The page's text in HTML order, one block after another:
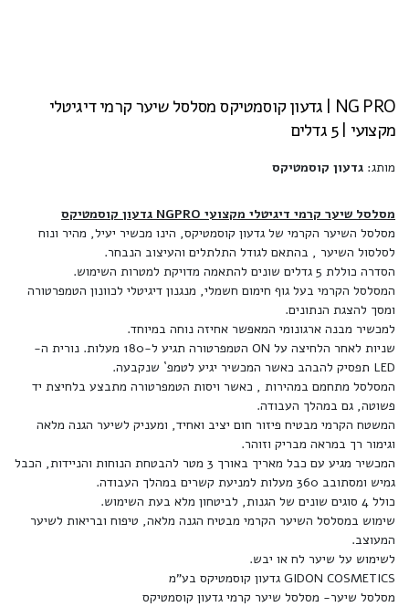
NG PRO | גדעון קוסמטיקס מסלסל שיער קרמי דיגיטלי
מקצועי | 5 גדלים
מותג: גדעון קוסמטיקס
מסלסל שיער קרמי דיגיטלי מקצועי NGPRO גדעון קוסמטיקס
מסלסל השיער הקרמי של גדעון קוסמטיקס, הינו מכשיר יעיל, מהיר ונוח
לסלסול השיער , בהתאם לגודל התלתלים והעיצוב הנבחר.
הסדרה כוללת 5 גדלים שונים להתאמה מדויקת למטרות השימוש.
המסלסל הקרמי בעל גוף חימום חשמלי, מנגנון דיגיטלי לכוונון הטמפרטורה
ומסך להצגת הנתונים.
למכשיר מבנה ארגונומי המאפשר אחיזה נוחה במיוחד.
שניות לאחר הלחיצה על ON הטמפרטורה תגיע ל-180 מעלות. נורית ה-
LED תפסיק להבהב כאשר המכשיר יגיע לטמפ` שנקבעה.
המסלסל מתחמם במהירות , כאשר ויסות הטמפרטורה מתבצע בלחיצת יד
פשוטה, גם במהלך העבודה.
המשטח הקרמי מבטיח פיזור חום יציב ואחיד, ומעניק לשיער הגנה מלאה
וגימור רך במראה מבריק וזוהר.
המכשיר מגיע עם כבל מאריך באורך 3 מטר להבטחת הנוחות והניידות, הכבל
גמיש ומסתובב 360 מעלות למניעת קשרים במהלך העבודה.
כולל 4 סוגים שונים של הגנות, לביטחון מלא בעת השימוש.
שימוש במסלסל השיער הקרמי מבטיח הגנה מלאה, טיפוח ובריאות לשיער
המעוצב.
לשימוש על שיער לח או יבש.
GIDON COSMETICS גדעון קוסמטיקס בע"מ
מסלסל שיער- מסלסל שיער קרמי גדעון קוסמטיקס